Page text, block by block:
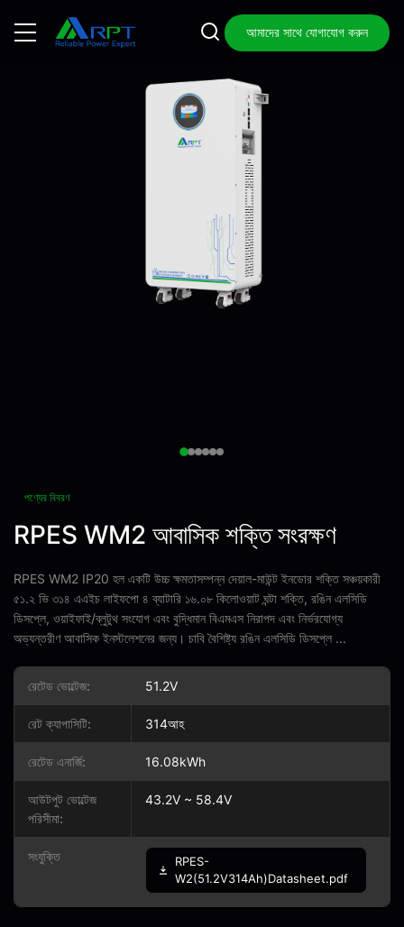
আমাদের সাথে যোগাযোগ করুন
পণ্যের বিবরণ
RPES WM2 আবাসিক শক্তি সংরক্ষণ
RPES WM2 IP20 হল একটি উচ্চ ক্ষমতাসম্পন্ন দেয়াল-মাউন্ট ইনডোর শক্তি সঞ্চয়কারী
৫১.২ ভি ৩১৪ এএইচ লাইফপো ৪ ব্যাটারি ১৬.০৮ কিলোওয়াট ঘন্টা শক্তি, রঙিন এলসিডি
ডিসপ্লে, ওয়াইফাই/ব্লুটুথ সংযোগ এবং বুদ্ধিমান বিএমএস নিরাপদ এবং নির্ভরযোগ্য
অভ্যন্তরীণ আবাসিক ইনস্টলেশনের জন্য। চাবি বৈশিষ্ট্য রঙিন এলসিডি ডিসপ্লে ...
রেটেড ভোল্টেজ: 51.2V
রেট ক্যাপাসিটি: 314আহ
রেটেড এনার্জি: 16.08kWh
আউটপুট ভোল্টেজ
পরিসীমা:
43.2V ~ 58.4V
সংযুক্তি
RPES-
W2(51.2V314Ah)Datasheet.pdf